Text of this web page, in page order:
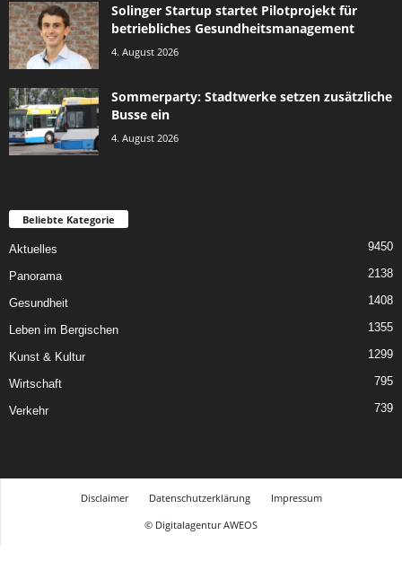
Solinger Startup startet Pilotprojekt für
betriebliches Gesundheitsmanagement
4. August 2026
Sommerparty: Stadtwerke setzen zusätzliche
Busse ein
4. August 2026
Beliebte Kategorie
Aktuelles 9450
Panorama 2138
Gesundheit 1408
Leben im Bergischen 1355
Kunst & Kultur 1299
Wirtschaft 795
Verkehr 739
Disclaimer Datenschutzerklärung
Impressum
© Digitalagentur AWEOS